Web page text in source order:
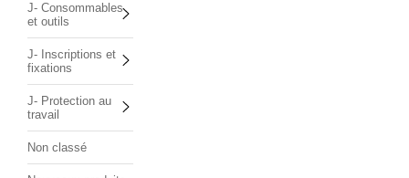
J- Consommables
et outils
J- Inscriptions et
fixations
J- Protection au
travail
Non classé